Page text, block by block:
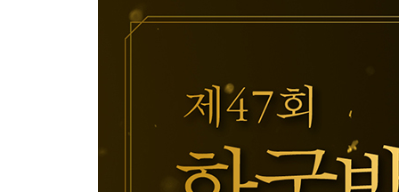
4장. 세 개의 이름에 담긴 세 개의 초상
예상치 못한 곳에서 만나다
요한이 씨돌이 된 이유
십오 년만의 재회
인간으로서 당연한 일